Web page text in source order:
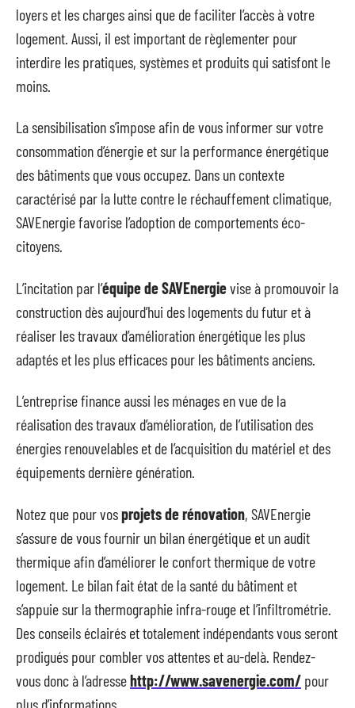
loyers et les charges ainsi que de faciliter l’accès à votre
logement. Aussi, il est important de règlementer pour
interdire les pratiques, systèmes et produits qui satisfont le
moins.
La sensibilisation s’impose afin de vous informer sur votre
consommation d’énergie et sur la performance énergétique
des bâtiments que vous occupez. Dans un contexte
caractérisé par la lutte contre le réchauffement climatique,
SAVEnergie favorise l’adoption de comportements éco-
citoyens.
L’incitation par l’équipe de SAVEnergievise à promouvoir la
construction dès aujourd’hui des logements du futur et à
réaliser les travaux d’amélioration énergétique les plus
adaptés et les plus efficaces pour les bâtiments anciens.
L’entreprise finance aussi les ménages en vue de la
réalisation des travaux d’amélioration, de l’utilisation des
énergies renouvelables et de l’acquisition du matériel et des
équipements dernière génération.
Notez que pour vosprojets de rénovation, SAVEnergie
s’assure de vous fournir un bilan énergétique et un audit
thermique afin d’améliorer le confort thermique de votre
logement. Le bilan fait état de la santé du bâtiment et
s’appuie sur la thermographie infra-rouge et l’infiltrométrie.
Des conseils éclairés et totalement indépendants vous seront
prodigués pour combler vos attentes et au-delà. Rendez-
vous donc à l’adressehttp://www.savenergie.com/ pour
plus d’informations.